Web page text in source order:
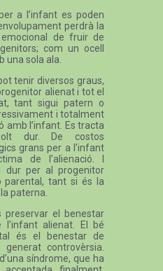
a l’infant es poden
perdrà la
emocional de fruir de
com un ocell
una sola ala.
tenir diversos graus,
alienat i tot el
tant sigui patern o
i totalment
amb l’infant. Es tracta
dur. De costos
grans per a l’infant
de l’alienació. I
dur per al progenitor
parental, tant si és la
paterna.
preservar el benestar
alienat. El bé
és el benestar de
controvèrsia.
síndrome, que ha